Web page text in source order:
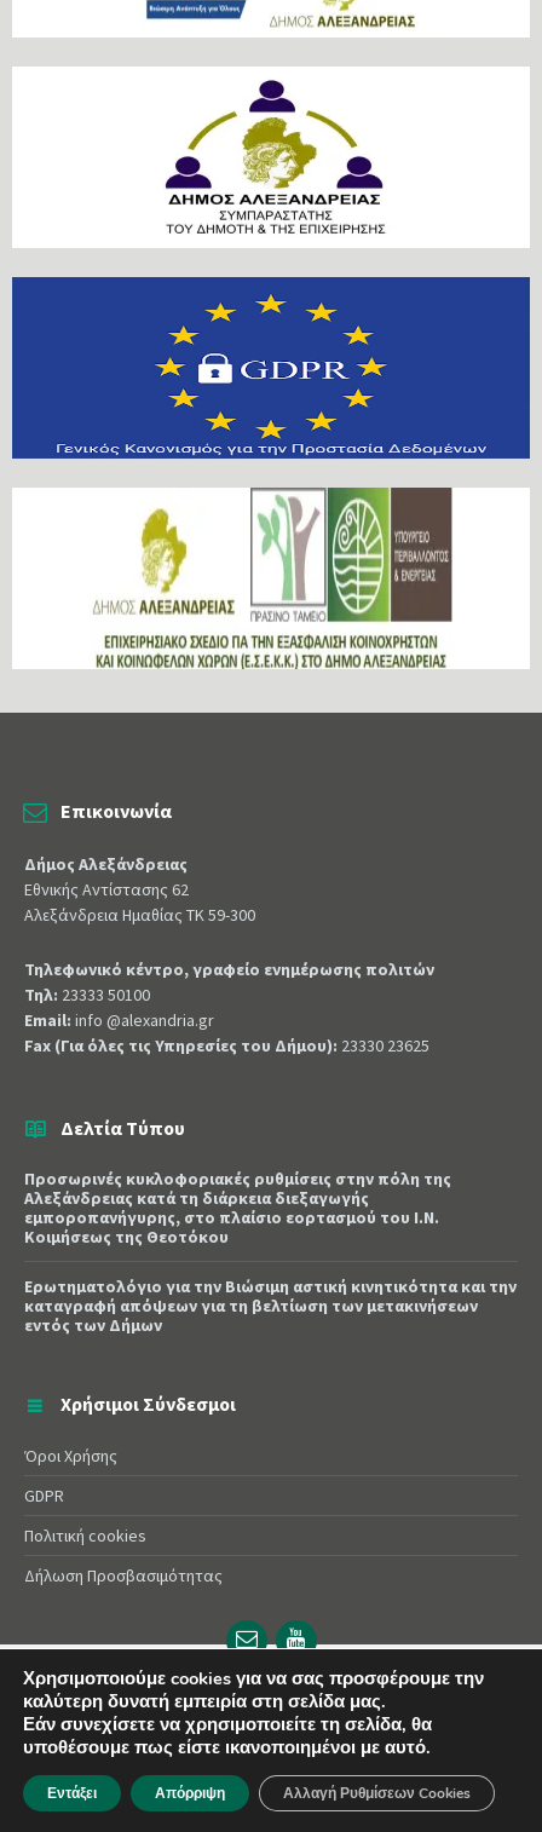
Επικοινωνία
Δήμος Αλεξάνδρειας
Εθνικής Αντίστασης 62
Αλεξάνδρεια Ημαθίας ΤΚ 59-300
Τηλεφωνικό κέντρο, γραφείο ενημέρωσης πολιτών
Τηλ: 23333 50100
Email: info @alexandria.gr
Fax (Για όλες τις Υπηρεσίες του Δήμου): 23330 23625
Δελτία Τύπου
Προσωρινές κυκλοφοριακές ρυθμίσεις στην πόλη της
Αλεξάνδρειας κατά τη διάρκεια διεξαγωγής
εμποροπανήγυρης, στο πλαίσιο εορτασμού του Ι.Ν.
Κοιμήσεως της Θεοτόκου
Ερωτηματολόγιο για την Βιώσιμη αστική κινητικότητα και την
καταγραφή απόψεων για τη βελτίωση των μετακινήσεων
εντός των Δήμων
Χρήσιμοι Σύνδεσμοι
Όροι Χρήσης
GDPR
Πολιτική cookies
Δήλωση Προσβασιμότητας
Email
url
YouTube
url
© 2025 Δήμος Αλεξάνδρειας | Powered byApogee
Χρησιμοποιούμε cookies για να σας προσφέρουμε την
καλύτερη δυνατή εμπειρία στη σελίδα μας.
Εάν συνεχίσετε να χρησιμοποιείτε τη σελίδα, θα
υποθέσουμε πως είστε ικανοποιημένοι με αυτό.
Εντάξει Απόρριψη Αλλαγή Ρυθμίσεων Cookies